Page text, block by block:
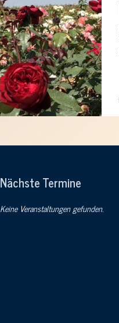
Nächste Termine
Keine Veranstaltungen gefunden.